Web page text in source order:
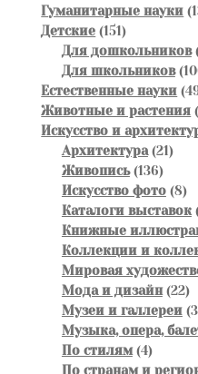
Гуманитарные науки
Детские 151151
товар
Для дошкольников
Для школьников
Естественные науки
Животные и растения
Искусство и
Архитектура 2121
Живопись 136136
Искусство фото 88
Каталоги выставок
Книжные
Коллекции и
Мировая
Мода и дизайн 2222
Музеи и галлереи
Музыка, опера,
По стилям 44
товара
По странам и